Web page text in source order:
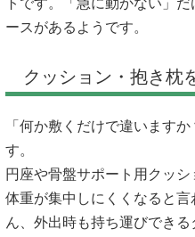
ースがあるようです。
クッション・抱き枕
「何か敷くだけで違います
す。
円座や骨盤サポート用クッ
体重が集中しにくくなると
ん、外出時も持ち運びでき